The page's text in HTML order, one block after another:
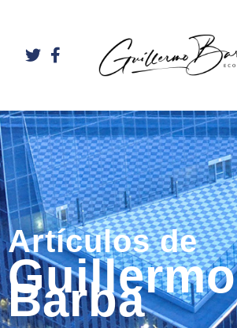
Artículos de
Guillermo
Barba